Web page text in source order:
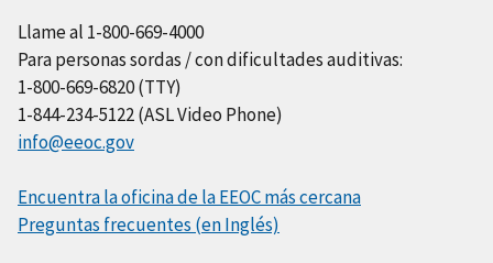
Llame al 1-800-669-4000
Para personas sordas / con dificultades auditivas:
1-800-669-6820 (TTY)
1-844-234-5122 (ASL Video Phone)
info@eeoc.gov
Encuentra la oficina de la EEOC más cercana
Preguntas frecuentes (en Inglés)